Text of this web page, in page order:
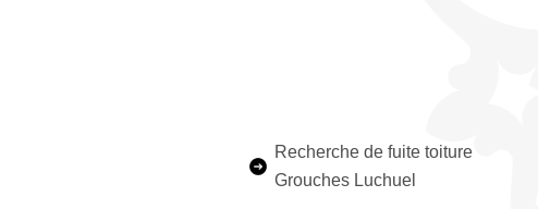
Recherche de fuite toiture
Grouches Luchuel